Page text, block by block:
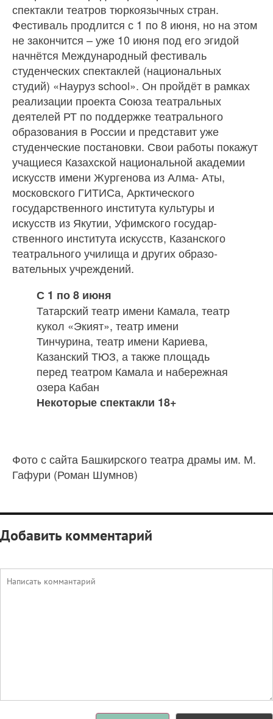
спектакли театров тюркоязычных стран.
Фестиваль продлится с 1 по 8 июня, но на этом
не закончится – уже 10 июня под его эгидой
начнётся Международ­ный фестиваль
студенческих спектаклей (национальных
студий) «Науруз school». Он пройдёт в рамках
реализации про­екта Союза театральных
деятелей РТ по поддержке театрального
образования в России и представит уже
студенческие постановки. Свои работы покажут
уча­щиеся Казахской национальной акаде­мии
искусств имени Жургенова из Алма- Аты,
московского ГИТИСа, Арктического
государственного института культуры и
искусств из Якутии, Уфимского государ­
ственного института искусств, Казанского
театрального училища и других образо­
вательных учреждений.
С 1 по 8 июня
Татарский театр имени Камала, театр
кукол «Экият», театр имени
Тинчурина, театр имени Кариева,
Казанский ТЮЗ, а также площадь
перед театром Камала и набережная
озера Кабан
Некоторые спектакли 18+
Фото с сайта Башкирского театра драмы им. М.
Гафури (Роман Шумнов)
Добавить комментарий